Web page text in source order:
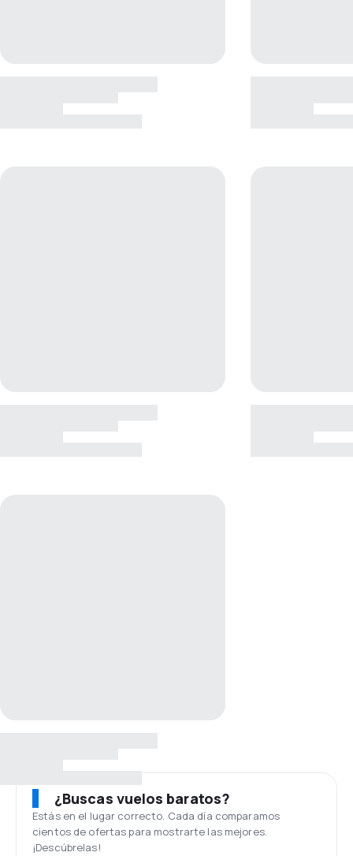
¿Buscas vuelos baratos?
Estás en el lugar correcto. Cada día comparamos
cientos de ofertas para mostrarte las mejores.
¡Descúbrelas!